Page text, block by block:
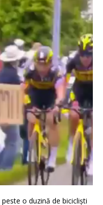
o duzină de bicicliști